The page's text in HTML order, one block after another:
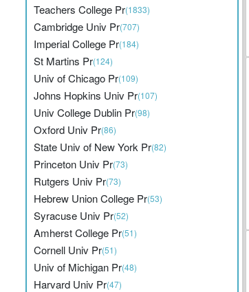
Teachers College Pr(1833)
Cambridge Univ Pr(707)
Imperial College Pr(184)
St Martins Pr(124)
Univ of Chicago Pr(109)
Johns Hopkins Univ Pr(107)
Univ College Dublin Pr(98)
Oxford Univ Pr(86)
State Univ of New York Pr(82)
Princeton Univ Pr(73)
Rutgers Univ Pr(73)
Hebrew Union College Pr(53)
Syracuse Univ Pr(52)
Amherst College Pr(51)
Cornell Univ Pr(51)
Univ of Michigan Pr(48)
Harvard Univ Pr(47)